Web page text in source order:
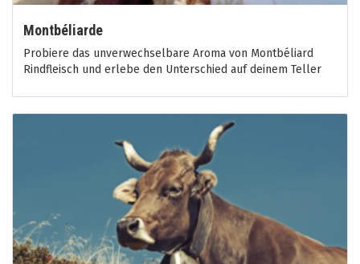
Montbéliarde
Probiere das unverwechselbare Aroma von Montbéliard
Rindfleisch und erlebe den Unterschied auf deinem Teller